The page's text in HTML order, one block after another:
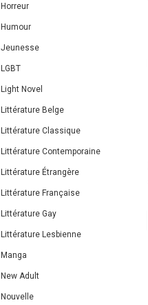
Horreur
Humour
Jeunesse
LGBT
Light Novel
Littérature Belge
Littérature Classique
Littérature Contemporaine
Littérature Étrangère
Littérature Française
Littérature Gay
Littérature Lesbienne
Manga
New Adult
Nouvelle